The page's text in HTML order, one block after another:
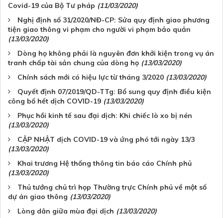
Covid-19 của Bộ Tư pháp (11/03/2020)
Nghị định số 31/2020/NĐ-CP: Sửa quy định giao phương
tiện giao thông vi phạm cho người vi phạm bảo quản
(13/03/2020)
Dòng họ không phải là nguyên đơn khởi kiện trong vụ án
tranh chấp tài sản chung của dòng họ (13/03/2020)
Chính sách mới có hiệu lực từ tháng 3/2020 (13/03/2020)
Quyết định 07/2019/QD-TTg: Bổ sung quy định điều kiện
công bố hết dịch COVID-19 (13/03/2020)
Phục hồi kinh tế sau đại dịch: Khi chiếc lò xo bị nén
(13/03/2020)
CẬP NHẬT dịch COVID-19 và ứng phó tới ngày 13/3
(13/03/2020)
Khai trương Hệ thống thông tin báo cáo Chính phủ
(13/03/2020)
Thủ tướng chủ trì họp Thường trực Chính phủ về một số
dự án giao thông (13/03/2020)
Lòng dân giữa mùa đại dịch (13/03/2020)